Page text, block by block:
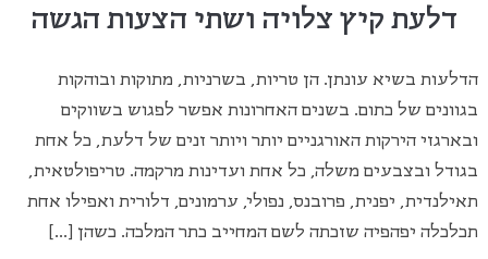
דלעת קיץ צלויה ושתי הצעות הגשה
הדלעות בשיא עונתן. הן טריות, בשרניות, מתוקות ובוהקות
בגוונים של כתום. בשנים האחרונות אפשר לפגוש בשווקים
ובארגזי הירקות האורגניים יותר ויותר זנים של דלעת, כל אחת
בגודל ובצבעים משלה, כל אחת ועדינות מרקמה. טריפולטאית,
תאילנדית, יפנית, פרובנס, נפולי, ערמונים, דלורית ואפילו אחת
תכלכלה יפהפיה שזכתה לשם המחייב כתר המלכה. כשהן […]